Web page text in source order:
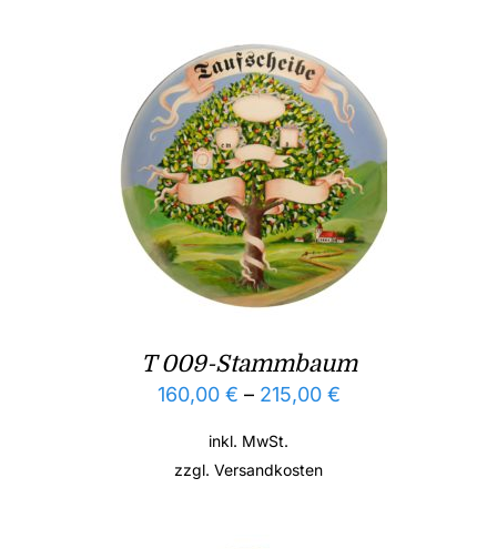
T 009-Stammbaum
160,00 € – 215,00 €
inkl. MwSt.
zzgl. Versandkosten